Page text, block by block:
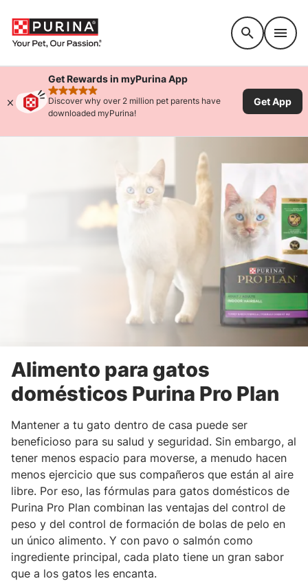
Get Rewards in myPurina App
rated 4.9 stars
Discover why over 2 million pet parents have
downloaded myPurina!
Get App
Alimento para gatos
domésticos Purina Pro Plan
Mantener a tu gato dentro de casa puede ser
beneficioso para su salud y seguridad. Sin embargo, al
tener menos espacio para moverse, a menudo hacen
menos ejercicio que sus compañeros que están al aire
libre. Por eso, las fórmulas para gatos domésticos de
Purina Pro Plan combinan las ventajas del control de
peso y del control de formación de bolas de pelo en
un único alimento. Y con pavo o salmón como
ingrediente principal, cada plato tiene un gran sabor
que a los gatos les encanta.